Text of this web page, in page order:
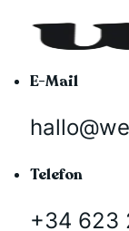
E-Mail
Telefon
+34 623